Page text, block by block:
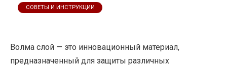
СОВЕТЫ И ИНСТРУКЦИИ
Волма слой — это инновационный материал,
предназначенный для защиты различных